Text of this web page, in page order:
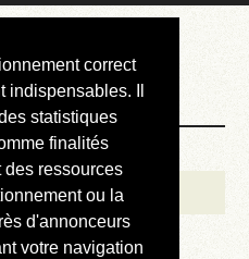
correct
Il
statistiques
finalités
ressources
ou la
d'annonceurs
votre navigation